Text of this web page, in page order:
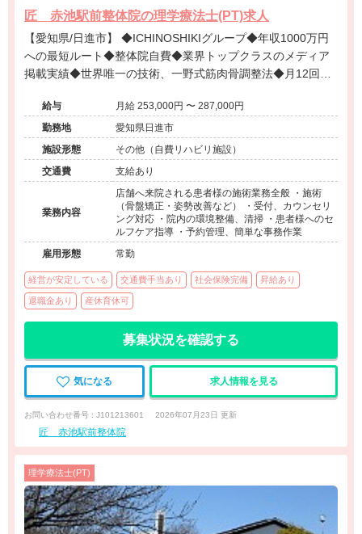
匠 赤池駅前整体院の理学療法士(PT)求人
【愛知県/日進市】 ◆ICHINOSHIKIグループ◆年収1000万円
への最短ルート◆整体院自費◆業界トップクラスのメディア
掲載実績◆世界唯一の技術、一野式筋肉骨調整法◆月12回の
ブ制度あり◆独立開業支援あり◆海外展開も視野に入れた成
長企業でプロフェッショナルを目指せる環境です。
給与
月給 253,000円 〜 287,000円
勤務地
愛知県日進市
施設形態
その他（自費リハビリ施設）
交通費
支給あり
業務内容
店舗へ来院される患者様の施術業務全般 ・施術
（骨盤矯正・姿勢改善など） ・受付、カウンセリ
ング対応 ・院内の環境整備、清掃 ・患者様へのセ
ルフケア指導 ・予約管理、簡単な事務作業
雇用形態
常勤
経営が安定している 交通費手当あり 社会保険完備 昇給あり
退職金あり 産休育休可
募集状況を確認する
気になる 求人情報を見る
お問い合わせ番号 : J101213601 2026年07月23日 更新
匠 赤池駅前整体院
理学療法士(PT)